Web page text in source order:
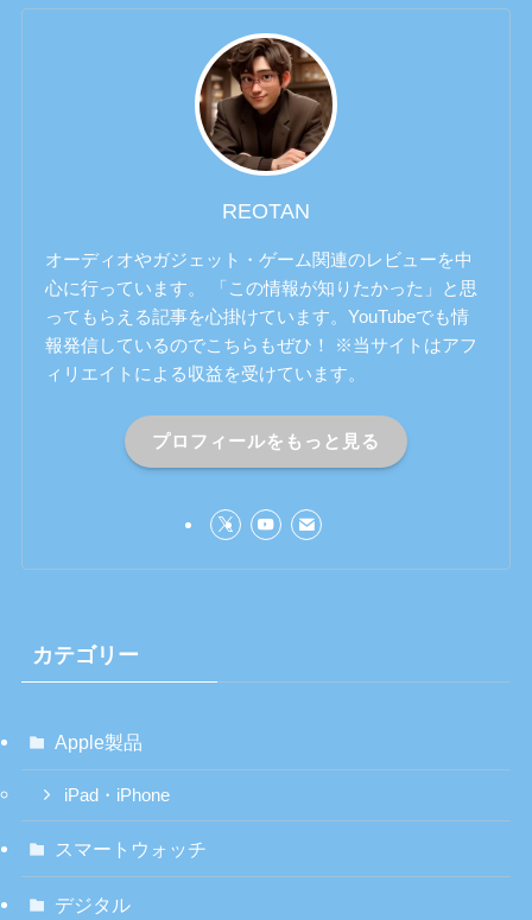
REOTAN
オーディオやガジェット・ゲーム関連のレビューを中
心に行っています。 「この情報が知りたかった」と思
ってもらえる記事を心掛けています。YouTubeでも情
報発信しているのでこちらもぜひ！ ※当サイトはアフ
ィリエイトによる収益を受けています。
プロフィールをもっと見る
カテゴリー
Apple製品
iPad・iPhone
スマートウォッチ
デジタル